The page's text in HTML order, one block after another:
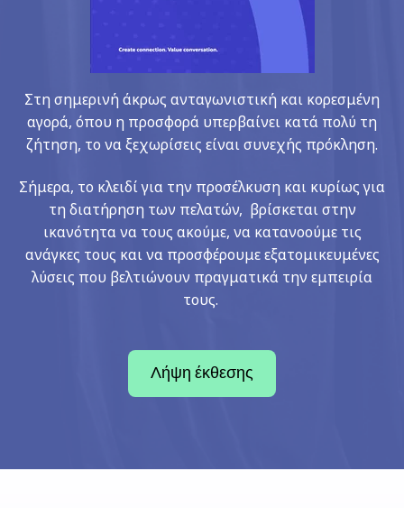
Στη σημερινή άκρως ανταγωνιστική και κορεσμένη
αγορά, όπου η προσφορά υπερβαίνει κατά πολύ τη
ζήτηση, το να ξεχωρίσεις είναι συνεχής πρόκληση.
Σήμερα, το κλειδί για την προσέλκυση και κυρίως για
τη διατήρηση των πελατών, βρίσκεται στην
ικανότητα να τους ακούμε, να κατανοούμε τις
ανάγκες τους και να προσφέρουμε εξατομικευμένες
λύσεις που βελτιώνουν πραγματικά την εμπειρία
τους.
Λήψη έκθεσης